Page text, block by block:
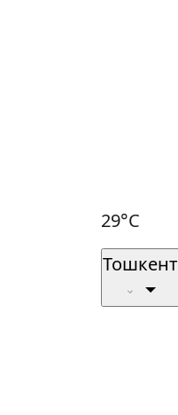
29°C
Тошкент